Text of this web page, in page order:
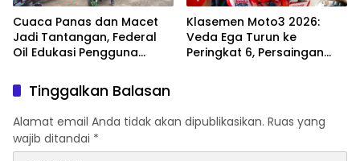
Cuaca Panas dan Macet
Jadi Tantangan, Federal
Oil Edukasi Pengguna
Klasemen Moto3 2026:
Veda Ega Turun ke
Peringkat 6, Persaingan
Tinggalkan Balasan
Alamat email Anda tidak akan dipublikasikan. Ruas yang
wajib ditandai *